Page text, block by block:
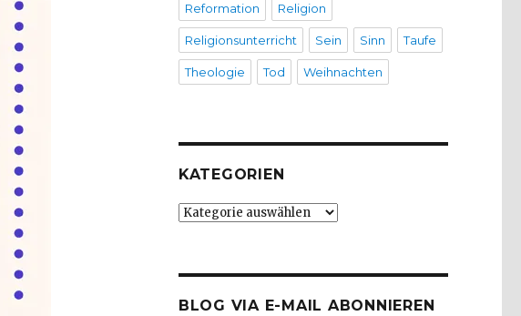
Reformation Religion
Religionsunterricht Sein Sinn Taufe
Theologie Tod Weihnachten
KATEGORIEN
Kategorien
BLOG VIA E-MAIL ABONNIEREN